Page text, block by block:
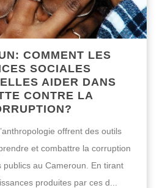
COMMENT LES
SOCIALES
AIDER DANS
CONTRE LA
offrent des outils
et combattre la corruption
publics au Cameroun. En tirant
produites par ces d...